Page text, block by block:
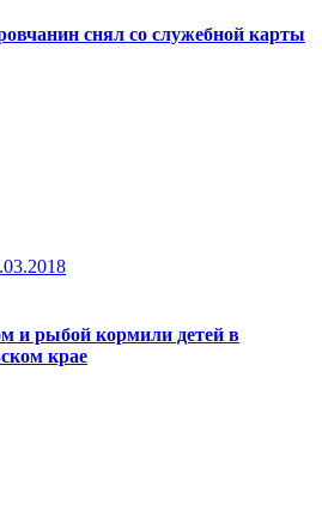
снял со служебной карты
и рыбой кормили детей в
крае